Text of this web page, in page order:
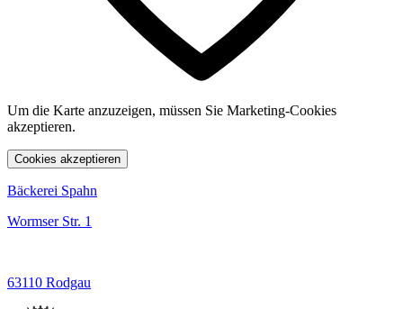
Um die Karte anzuzeigen, müssen Sie Marketing-Cookies
akzeptieren.
Cookies akzeptieren
Bäckerei Spahn
Wormser Str. 1
63110 Rodgau